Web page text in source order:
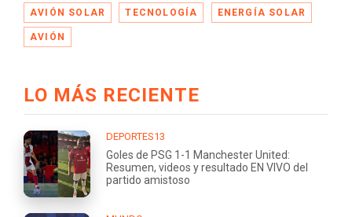
AVIÓN SOLAR TECNOLOGÍA ENERGÍA SOLAR
AVIÓN
LO MÁS RECIENTE
DEPORTES13
Goles de PSG 1-1 Manchester United:
Resumen, videos y resultado EN VIVO del
partido amistoso